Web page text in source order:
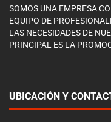
SOMOS UNA EMPRESA
EQUIPO DE
LAS NECESIDADES DE
PRINCIPAL ES LA
UBICACIÓN Y